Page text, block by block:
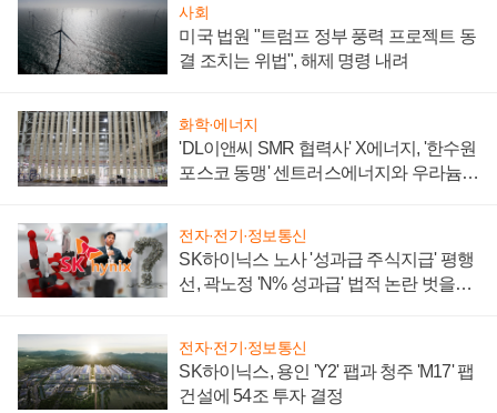
사회
미국 법원 "트럼프 정부 풍력 프로젝트 동
결 조치는 위법", 해제 명령 내려
화학·에너지
'DL이앤씨 SMR 협력사' X에너지, '한수원
포스코 동맹' 센트러스에너지와 우라늄
전자·전기·정보통신
SK하이닉스 노사 '성과급 주식지급' 평행
선, 곽노정 'N% 성과급' 법적 논란 벗을지
전자·전기·정보통신
SK하이닉스, 용인 'Y2' 팹과 청주 'M17' 팹
건설에 54조 투자 결정